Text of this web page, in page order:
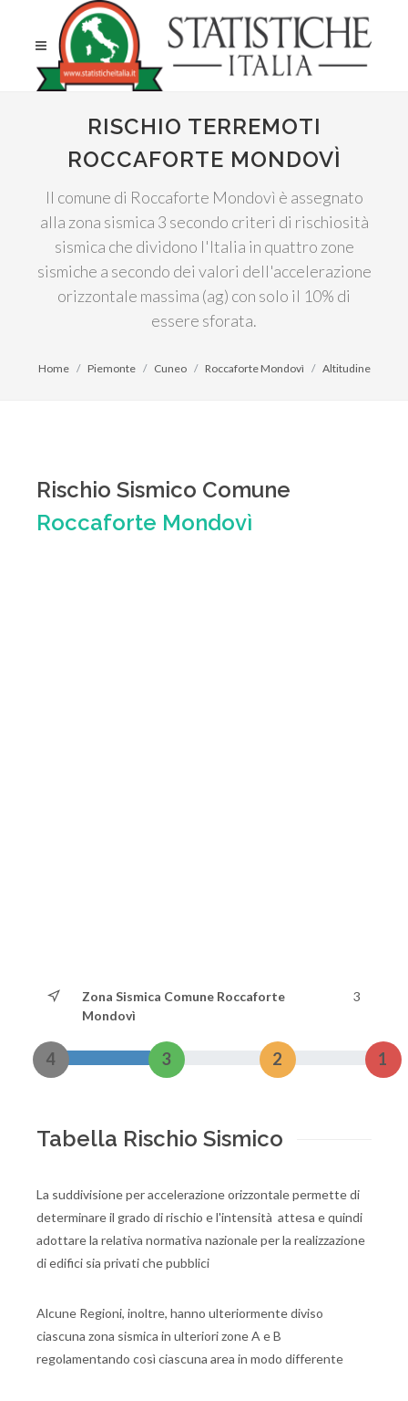
RISCHIO TERREMOTI
ROCCAFORTE MONDOVÌ
Il comune di Roccaforte Mondovì è assegnato
alla zona sismica 3 secondo criteri di rischiosità
sismica che dividono l'Italia in quattro zone
sismiche a secondo dei valori dell'accelerazione
orizzontale massima (ag) con solo il 10% di
essere sforata.
Home Piemonte Cuneo Roccaforte Mondovì Altitudine
Rischio Sismico Comune
Roccaforte Mondovì
Zona Sismica Comune Roccaforte
Mondovì
3
4 3 2 1
Tabella Rischio Sismico
La suddivisione per accelerazione orizzontale permette di
determinare il grado di rischio e l'intensità attesa e quindi
adottare la relativa normativa nazionale per la realizzazione
di edifici sia privati che pubblici
Alcune Regioni, inoltre, hanno ulteriormente diviso
ciascuna zona sismica in ulteriori zone A e B
regolamentando così ciascuna area in modo differente